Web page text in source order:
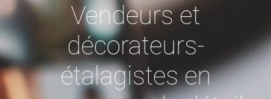
Vendeurs et
décorateurs-
étalagistes en